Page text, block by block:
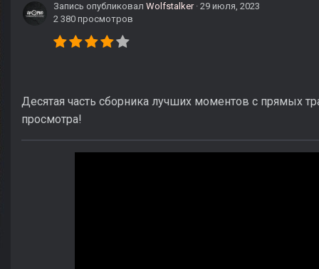
Запись опубликовал Wolfstalker· 29 июля, 2023
2 380 просмотров
Десятая часть сборника лучших моментов с прямых
просмотра!